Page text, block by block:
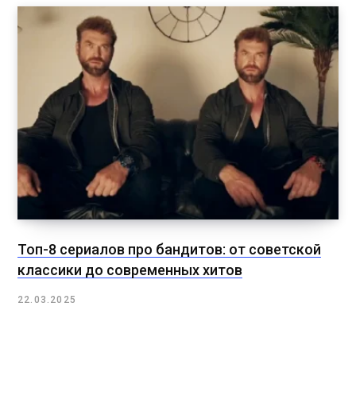
Топ-8 сериалов про бандитов: от советской
классики до современных хитов
22.03.2025